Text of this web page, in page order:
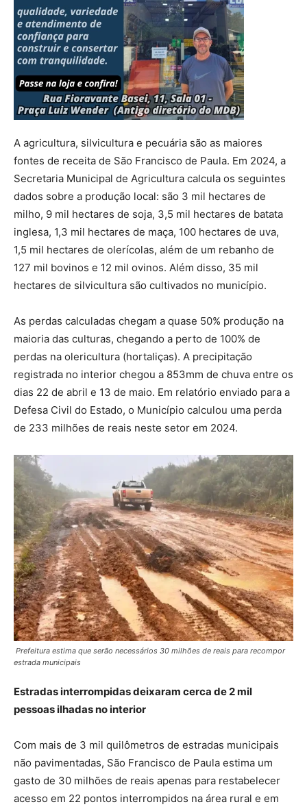
A agricultura, silvicultura e pecuária são as maiores
fontes de receita de São Francisco de Paula. Em 2024, a
Secretaria Municipal de Agricultura calcula os seguintes
dados sobre a produção local: são 3 mil hectares de
milho, 9 mil hectares de soja, 3,5 mil hectares de batata
inglesa, 1,3 mil hectares de maça, 100 hectares de uva,
1,5 mil hectares de olerícolas, além de um rebanho de
127 mil bovinos e 12 mil ovinos. Além disso, 35 mil
hectares de silvicultura são cultivados no município.
As perdas calculadas chegam a quase 50% produção na
maioria das culturas, chegando a perto de 100% de
perdas na olericultura (hortaliças). A precipitação
registrada no interior chegou a 853mm de chuva entre os
dias 22 de abril e 13 de maio. Em relatório enviado para a
Defesa Civil do Estado, o Município calculou uma perda
de 233 milhões de reais neste setor em 2024.
Prefeitura estima que serão necessários 30 milhões de reais para recompor
estrada municipais
Estradas interrompidas deixaram cerca de 2 mil
pessoas ilhadas no interior
Com mais de 3 mil quilômetros de estradas municipais
não pavimentadas, São Francisco de Paula estima um
gasto de 30 milhões de reais apenas para restabelecer
acesso em 22 pontos interrompidos na área rural e em